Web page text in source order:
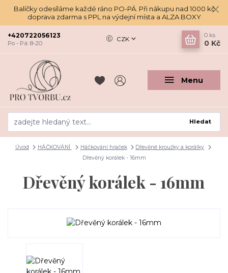
Balíčky odesíláme každé ráno PO-PÁ. Při nákupu nad 1000 kč
doprava zdarma s PPL na výdejní místa a ALZA BOXY
Menu
CZK
Hledat
+420722056123
Po - Pá: 8-20
0 ks
0 Kč
Úvod HÁČKOVÁNÍ Háčkování hraček
Dřevěné kroužky a korálky
Dřevěný korálek - 16mm
Dřevěný korálek - 16mm